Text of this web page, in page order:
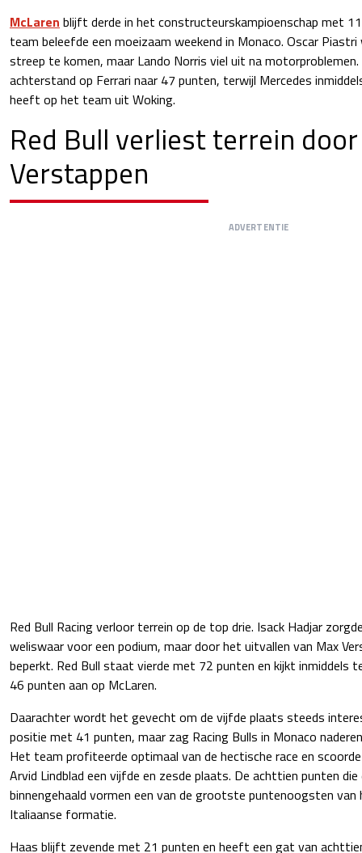
McLaren blijft derde in het constructeurskampioenschap met
team beleefde een moeizaam weekend in Monaco. Oscar
streep te komen, maar Lando Norris viel uit na
achterstand op Ferrari naar 47 punten, terwijl Mercedes
heeft op het team uit Woking.
Red Bull verliest terrein
Verstappen
ADVERTENTIE
Red Bull Racing verloor terrein op de top drie. Isack Hadjar
weliswaar voor een podium, maar door het uitvallen van Max
beperkt. Red Bull staat vierde met 72 punten en kijkt inmiddels
46 punten aan op McLaren.
Daarachter wordt het gevecht om de vijfde plaats steeds
positie met 41 punten, maar zag Racing Bulls in Monaco
Het team profiteerde optimaal van de hectische race en
Arvid Lindblad een vijfde en zesde plaats. De achttien punten
binnengehaald vormen een van de grootste puntenoogsten
Italiaanse formatie.
Haas blijft zevende met 21 punten en heeft een gat van